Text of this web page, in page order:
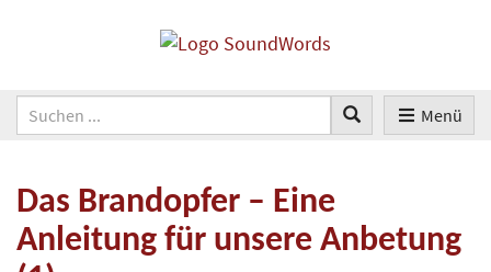
Menü
Das Brandopfer – Eine
Anleitung für unsere Anbetung